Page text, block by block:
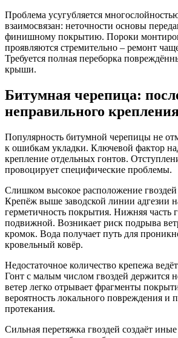
Проблема усугубляется
взаимосвязан: неточности основы
финишному покрытию. Пороки
проявляются стремительно – ремонт
Требуется полная переборка
крыши.
Битумная черепица:
неправильного
Популярность битумной черепицы не
к ошибкам укладки. Ключевой фактор
крепление отдельных гонтов.
провоцирует специфические проблемы.
Слишком высокое расположение гвоздей
Крепёж выше заводской линии адгезии
герметичность покрытия. Нижняя часть
подвижной. Возникает риск подрыва
кромок. Вода получает путь для
кровельный ковёр.
Недостаточное количество крепежа
Гонт с малым числом гвоздей держится
ветер легко отрывает фрагменты
вероятность локального повреждения и
протекания.
Сильная перетяжка гвоздей создаёт